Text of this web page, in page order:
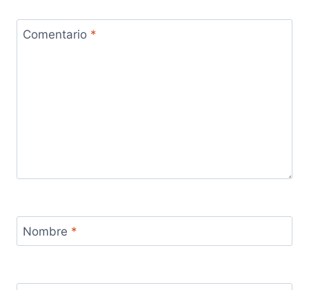
Comentario *
Nombre *